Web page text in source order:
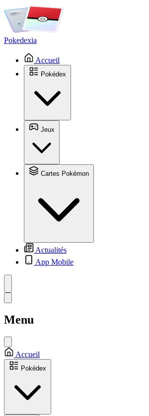
Pokedexia
Accueil
Actualités
App Mobile
Menu
Accueil